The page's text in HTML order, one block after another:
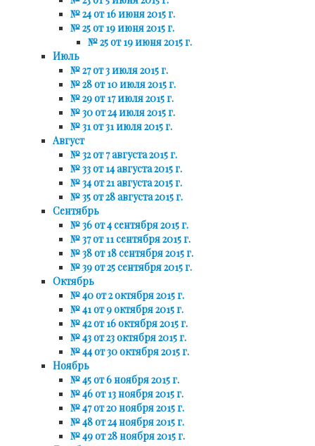
№ 24 от 16 июня 2015 г.
№ 25 от 19 июня 2015 г.
№ 25 от 19 июня 2015 г.
Июль
№ 27 от 3 июля 2015 г.
№ 28 от 10 июля 2015 г.
№ 29 от 17 июля 2015 г.
№ 30 от 24 июля 2015 г.
№ 31 от 31 июля 2015 г.
Август
№ 32 от 7 августа 2015 г.
№ 33 от 14 августа 2015 г.
№ 34 от 21 августа 2015 г.
№ 35 от 28 августа 2015 г.
Сентябрь
№ 36 от 4 сентября 2015 г.
№ 37 от 11 сентября 2015 г.
№ 38 от 18 сентября 2015 г.
№ 39 от 25 сентября 2015 г.
Октябрь
№ 40 от 2 октября 2015 г.
№ 41 от 9 октября 2015 г.
№ 42 от 16 октября 2015 г.
№ 43 от 23 октября 2015 г.
№ 44 от 30 октября 2015 г.
Ноябрь
№ 45 от 6 ноября 2015 г.
№ 46 от 13 ноября 2015 г.
№ 47 от 20 ноября 2015 г.
№ 48 от 24 ноября 2015 г.
№ 49 от 28 ноября 2015 г.